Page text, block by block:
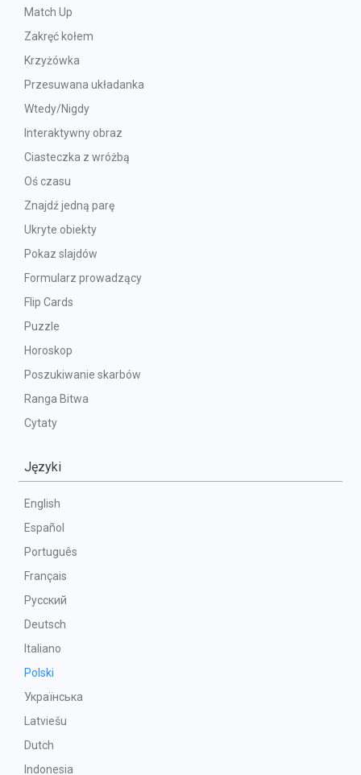
Match Up
Zakręć kołem
Krzyżówka
Przesuwana układanka
Wtedy/Nigdy
Interaktywny obraz
Ciasteczka z wróżbą
Oś czasu
Znajdź jedną parę
Ukryte obiekty
Pokaz slajdów
Formularz prowadzący
Flip Cards
Puzzle
Horoskop
Poszukiwanie skarbów
Ranga Bitwa
Cytaty
Języki
English
Español
Português
Français
Русский
Deutsch
Italiano
Polski
Українська
Latviešu
Dutch
Indonesia